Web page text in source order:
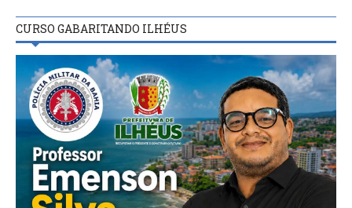
CURSO GABARITANDO ILHÉUS